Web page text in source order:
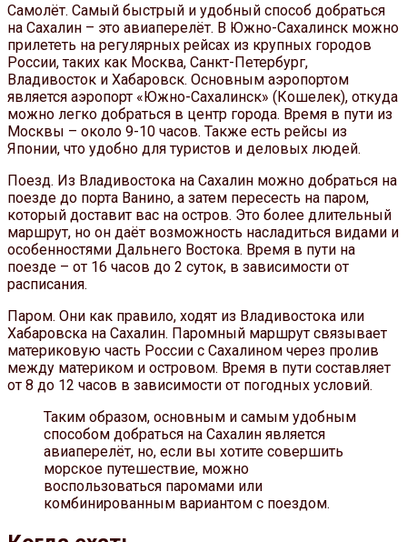
Самолёт. Самый быстрый и удобный способ добраться
на Сахалин – это авиаперелёт. В Южно-Сахалинск можно
прилететь на регулярных рейсах из крупных городов
России, таких как Москва, Санкт-Петербург,
Владивосток и Хабаровск. Основным аэропортом
является аэропорт «Южно-Сахалинск» (Кошелек), откуда
можно легко добраться в центр города. Время в пути из
Москвы – около 9-10 часов. Также есть рейсы из
Японии, что удобно для туристов и деловых людей.
Поезд. Из Владивостока на Сахалин можно добраться на
поезде до порта Ванино, а затем пересесть на паром,
который доставит вас на остров. Это более длительный
маршрут, но он даёт возможность насладиться видами и
особенностями Дальнего Востока. Время в пути на
поезде – от 16 часов до 2 суток, в зависимости от
расписания.
Паром. Они как правило, ходят из Владивостока или
Хабаровска на Сахалин. Паромный маршрут связывает
материковую часть России с Сахалином через пролив
между материком и островом. Время в пути составляет
от 8 до 12 часов в зависимости от погодных условий.
Таким образом, основным и самым удобным
способом добраться на Сахалин является
авиаперелёт, но, если вы хотите совершить
морское путешествие, можно
воспользоваться паромами или
комбинированным вариантом с поездом.